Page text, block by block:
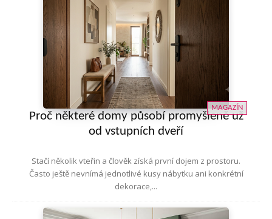
MAGAZÍN
Proč některé domy působí promyšleně už
od vstupních dveří
Stačí několik vteřin a člověk získá první dojem z prostoru.
Často ještě nevnímá jednotlivé kusy nábytku ani konkrétní
dekorace,...